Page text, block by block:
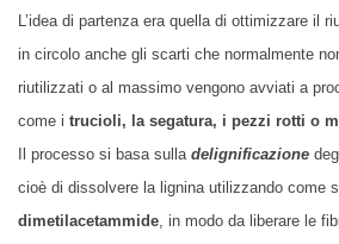
L’idea di partenza era quella di ottimizzare il
in circolo anche gli scarti che normalmente
riutilizzati o al massimo vengono avviati a
come i trucioli, la segatura, i pezzi rotti o
Il processo si basa sulla delignificazione
cioè di dissolvere la lignina utilizzando come
dimetilacetammide, in modo da liberare le